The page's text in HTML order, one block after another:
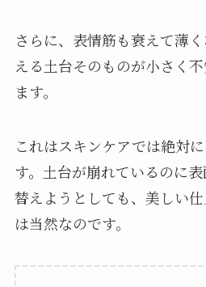
さらに、表情筋も衰えて薄
える土台そのものが小さく
ます。
これはスキンケアでは絶対
す。土台が崩れているのに
替えようとしても、美しい
は当然なのです。